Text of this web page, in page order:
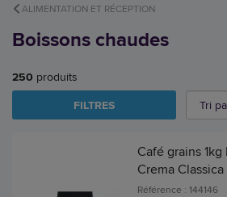
ALIMENTATION ET RÉCEPTION
Boissons chaudes
250 produits
FILTRES
Café grains 1kg
Crema Classica
Référence : 144146